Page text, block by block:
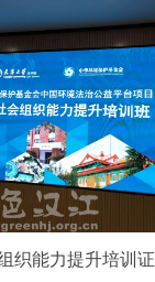
织能力提升培训证